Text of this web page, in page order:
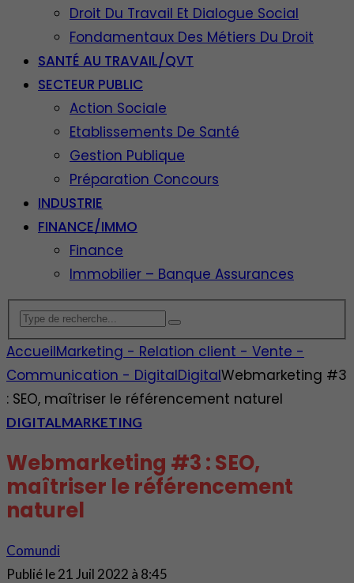
Droit Du Travail Et Dialogue Social
Fondamentaux Des Métiers Du Droit
SANTÉ AU TRAVAIL/QVT
SECTEUR PUBLIC
Action Sociale
Etablissements De Santé
Gestion Publique
Préparation Concours
INDUSTRIE
FINANCE/IMMO
Finance
Immobilier – Banque Assurances
AccueilMarketing - Relation client - Vente -
Communication - DigitalDigitalWebmarketing #3
: SEO, maîtriser le référencement naturel
DIGITALMARKETING
Webmarketing #3 : SEO,
maîtriser le référencement
naturel
Comundi
Publié le21 Juil 2022 à 8:45